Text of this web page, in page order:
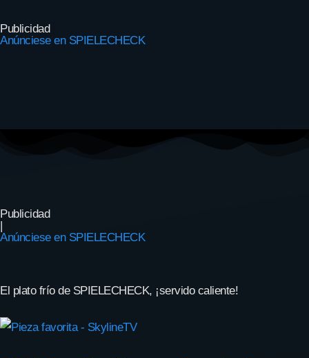
Publicidad
Anúnciese en SPIELECHECK
Publicidad
Anúnciese en SPIELECHECK
El plato frío de SPIELECHECK, ¡servido caliente!